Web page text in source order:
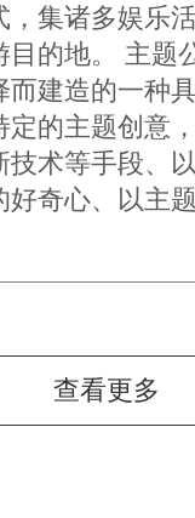
集诸多娱乐
的地。 主题
建造的一种
的主题创意
术等手段、
奇心、以主
查看更多